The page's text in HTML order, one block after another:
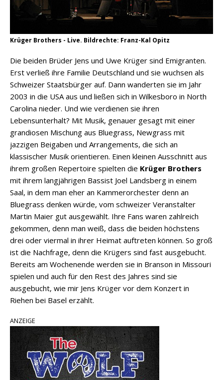
Krüger Brothers - Live. Bildrechte: Franz-Kal Opitz
Die beiden Brüder Jens und Uwe Krüger sind Emigranten.
Erst verließ ihre Familie Deutschland und sie wuchsen als
Schweizer Staatsbürger auf. Dann wanderten sie im Jahr
2003 in die USA aus und ließen sich in Wilkesboro in North
Carolina nieder. Und wie verdienen sie ihren
Lebensunterhalt? Mit Musik, genauer gesagt mit einer
grandiosen Mischung aus Bluegrass, Newgrass mit
jazzigen Beigaben und Arrangements, die sich an
klassischer Musik orientieren. Einen kleinen Ausschnitt aus
ihrem großen Repertoire spielten die Krüger Brothers
mit ihrem langjährigen Bassist Joel Landsberg in einem
Saal, in dem man eher an Kammerorchester denn an
Bluegrass denken würde, vom schweizer Veranstalter
Martin Maier gut ausgewählt. Ihre Fans waren zahlreich
gekommen, denn man weiß, dass die beiden höchstens
drei oder viermal in ihrer Heimat auftreten können. So groß
ist die Nachfrage, denn die Krügers sind fast ausgebucht.
Bereits am Wochenende werden sie in Branson in Missouri
spielen und auch für den Rest des Jahres sind sie
ausgebucht, wie mir Jens Krüger vor dem Konzert in
Riehen bei Basel erzählt.
ANZEIGE